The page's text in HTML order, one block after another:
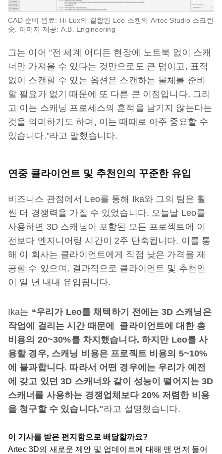
CAD 준비 완료: Hi-Lux의 결합된 Leo 스캔의 Artec Studio 스크린
숏. 이미지 제공: A.B. Engineering
그는 이어 “전 세계 어디든 현장에 노트북 없이 스캐
너만 가져올 수 있다는 것만으로도 큰 덤이고, 표적
없이 스캔할 수 있는 옵션은 스캔하는 물체를 준비
할 필요가 없기 때문에 또 다른 큰 이점입니다. 그리
고 이는 스캐닝 프로세스의 흔적을 남기지 않는다는
것을 의미하기도 하며, 이는 때때로 아주 중요할 수
있습니다."라고 말했습니다.
연중 클라이언트 및 추천인의 꾸준한 유입
비즈니스 관점에서 Leo를 통해 Ika와 그의 팀은 훨
씬 더 경쟁력을 가질 수 있었습니다. 오늘날 Leo를
사용하면 3D 스캐닝이 포함된 모든 프로젝트에 이
전보다 엔지니어링 시간이 2주 단축됩니다. 이를 통
해 이 회사는 클라이언트에게 직접 낮은 가격을 제
공할 수 있으며, 결과적으로 클라이언트 및 추천인
이 일 년 내내 유입됩니다.
Ika는 “우리가 Leo를 채택하기 전에는 3D 스캐닝은
작업에 걸리는 시간 때문에 클라이언트에 대한 총
비용의 20~30%를 차지했습니다. 하지만 Leo를 사
용할 경우, 스캐닝 비용은 프로젝트 비용의 5~10%
에 불과합니다. 따라서 어떤 경우에는 우리가 예전
에 갖고 있던 3D 스캐너와 같이 성능이 떨어지는 3D
스캐너를 사용하는 경쟁업체보다 20% 저렴한 비용
을 청구할 수 있습니다."라고 설명했습니다.
이 기사를 받은 편지함으로 배달할까요?
Artec 3D의 새로운 제안 및 업데이트에 대해 맨 먼저 들어